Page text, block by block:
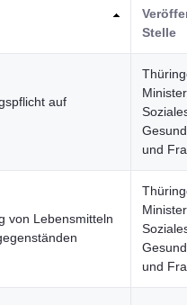
Stelle
auf
und
von Lebensmitteln
und